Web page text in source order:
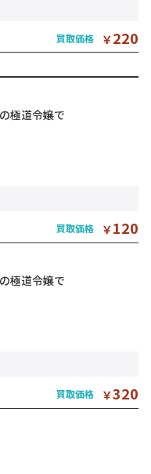
買取価格 ￥220
極道令嬢で
買取価格 ￥120
極道令嬢で
買取価格 ￥320